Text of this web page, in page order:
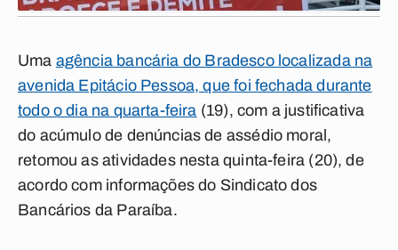
Uma agência bancária do Bradesco localizada na
avenida Epitácio Pessoa, que foi fechada durante
todo o dia na quarta-feira (19), com a justificativa
do acúmulo de denúncias de assédio moral,
retomou as atividades nesta quinta-feira (20), de
acordo com informações do Sindicato dos
Bancários da Paraíba.